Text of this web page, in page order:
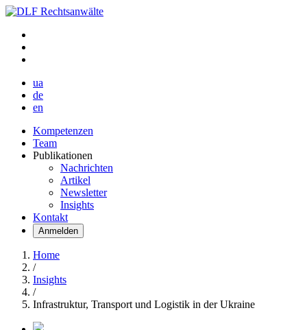
ua
de
en
Kompetenzen
Team
Publikationen
Nachrichten
Artikel
Newsletter
Insights
Kontakt
Anmelden
Home
/
Insights
/
Infrastruktur, Transport und Logistik in der Ukraine